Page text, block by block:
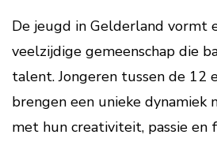
De jeugd in Gelderland vormt
veelzijdige gemeenschap die
talent. Jongeren tussen de 12
brengen een unieke dynamiek
met hun creativiteit, passie en